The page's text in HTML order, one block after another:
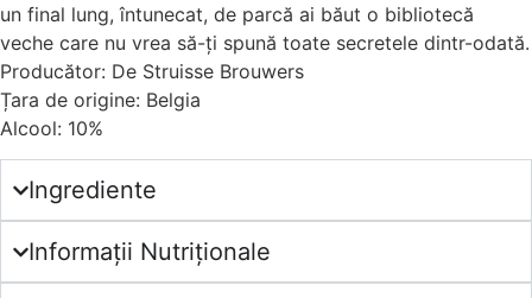
un final lung, întunecat, de parcă ai băut o bibliotecă
veche care nu vrea să-ți spună toate secretele dintr-odată.
Producător: De Struisse Brouwers
Țara de origine: Belgia
Alcool: 10%
Ingrediente
Informații Nutriționale